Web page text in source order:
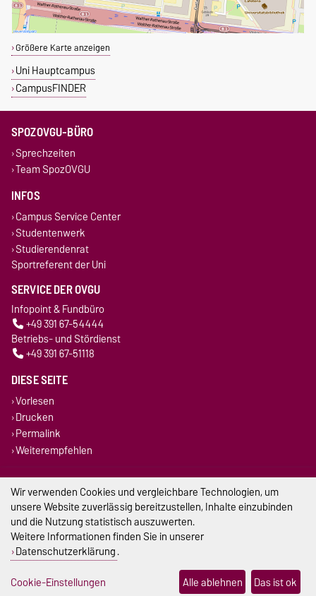
Größere Karte anzeigen
Uni Hauptcampus
CampusFINDER
SPOZOVGU-BÜRO
Sprechzeiten
Team SpozOVGU
INFOS
Campus Service Center
Studentenwerk
Studierendenrat
Sportreferent der Uni
SERVICE DER OVGU
Infopoint & Fundbüro
+49 391 67-54444
Betriebs- und Stördienst
+49 391 67-51118
DIESE SEITE
Vorlesen
Drucken
Permalink
Weiterempfehlen
Impressum
Datenschutz
Barrierefreiheit
Cookie-Einstellungen
Wir verwenden Cookies und vergleichbare Technologien, um
unsere Website zuverlässig bereitzustellen, Inhalte einzubinden
und die Nutzung statistisch auszuwerten.
Weitere Informationen finden Sie in unserer
Datenschutzerklärung.
Cookie-Einstellungen
Alle ablehnen Das ist ok